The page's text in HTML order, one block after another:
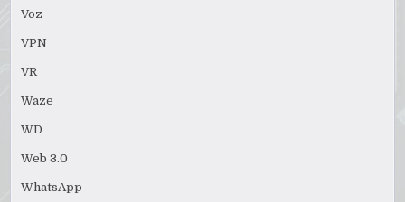
Voz
VPN
VR
Waze
WD
Web 3.0
WhatsApp